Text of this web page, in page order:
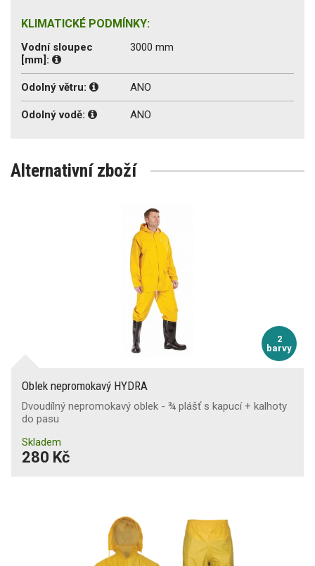
KLIMATICKÉ PODMÍNKY:
Vodní sloupec
[mm]:
3000 mm
Odolný větru: ANO
Odolný vodě: ANO
Alternativní zboží
2
barvy
Oblek nepromokavý HYDRA
Dvoudílný nepromokavý oblek - ¾ plášť s kapucí + kalhoty
do pasu
Skladem
280 Kč